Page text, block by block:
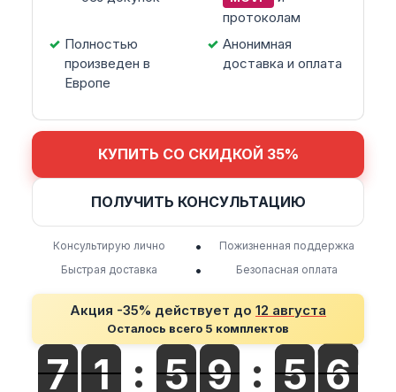
протоколам
Полностью
произведен в
Европе
Анонимная
доставка и оплата
КУПИТЬ СО СКИДКОЙ 35%
ПОЛУЧИТЬ КОНСУЛЬТАЦИЮ
Консультирую лично •
Пожизненная поддержка
Быстрая доставка
• Безопасная оплата
Акция -35% действует до 12 августа
Осталось всего 5 комплектов